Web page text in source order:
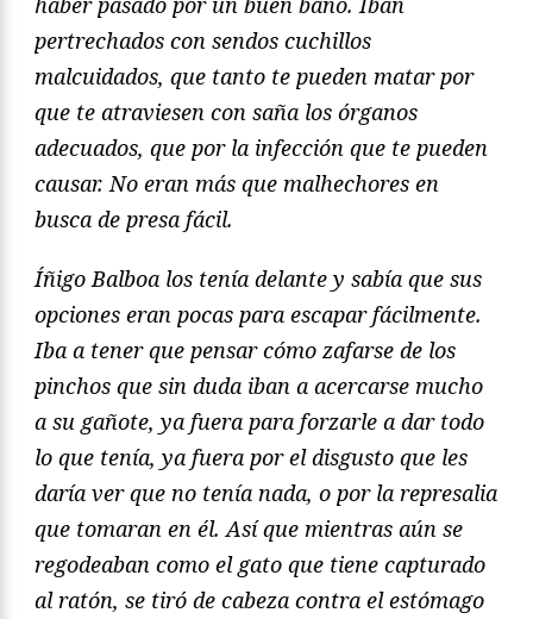
pertrechados con sendos cuchillos
malcuidados, que tanto te pueden matar por
que te atraviesen con saña los órganos
adecuados, que por la infección que te pueden
causar. No eran más que malhechores en
busca de presa fácil.
Íñigo Balboa los tenía delante y sabía que sus
opciones eran pocas para escapar fácilmente.
Iba a tener que pensar cómo zafarse de los
pinchos que sin duda iban a acercarse mucho
a su gañote, ya fuera para forzarle a dar todo
lo que tenía, ya fuera por el disgusto que les
daría ver que no tenía nada, o por la represalia
que tomaran en él. Así que mientras aún se
regodeaban como el gato que tiene capturado
al ratón, se tiró de cabeza contra el estómago